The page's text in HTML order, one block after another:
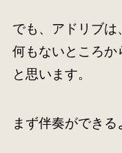
でも、アドリブは
何もないところか
と思います。
まず伴奏ができる